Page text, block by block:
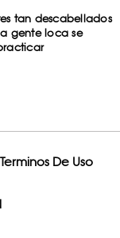
tan descabellados
gente loca se
Terminos De Uso